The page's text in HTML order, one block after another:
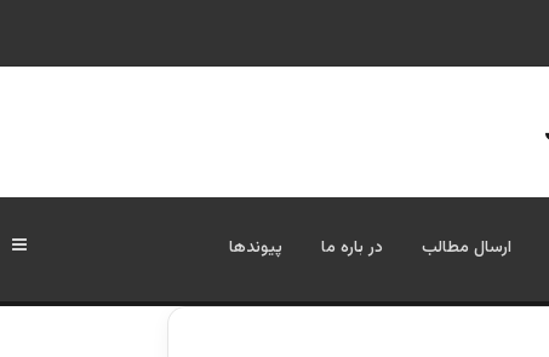
ارسال مطالب در باره ما پیوندها